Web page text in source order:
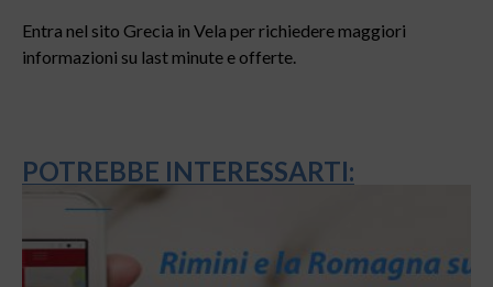
Entra nel sito Grecia in Vela per richiedere maggiori
informazioni su last minute e offerte.
POTREBBE INTERESSARTI: